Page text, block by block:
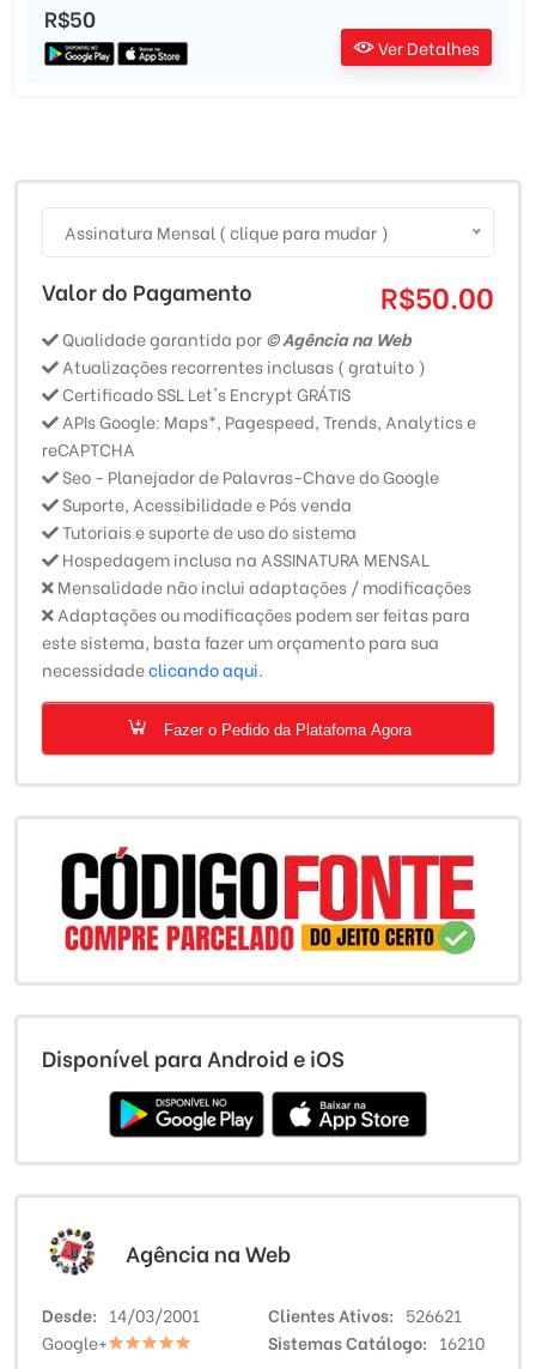
R$50
Ver Detalhes
Assinatura Mensal ( clique para mudar )
Valor do Pagamento R$50.00
Qualidade garantida por© Agência na Web
Atualizações recorrentes inclusas ( gratuito )
Certificado SSL Let's Encrypt GRÁTIS
APIs Google: Maps*, Pagespeed, Trends, Analytics e
reCAPTCHA
Seo - Planejador de Palavras-Chave do Google
Suporte, Acessibilidade e Pós venda
Tutoriais e suporte de uso do sistema
Hospedagem inclusa na ASSINATURA MENSAL
Mensalidade não inclui adaptações / modificações
Adaptações ou modificações podem ser feitas para
este sistema, basta fazer um orçamento para sua
necessidadeclicando aqui.
Fazer o Pedido da Platafoma Agora
Disponível para Android e iOS
Agência na Web
Desde 14/03/2001 Clientes Ativos
526621
Google+
Sistemas Catálogo 16210